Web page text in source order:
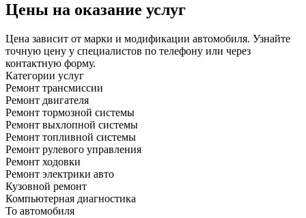
Цены на оказание услуг
Цена зависит от марки и модификации автомобиля. Узнайте
точную цену у специалистов по телефону или через
контактную форму.
Категории услуг
Ремонт трансмиссии
Ремонт двигателя
Ремонт тормозной системы
Ремонт выхлопной системы
Ремонт топливной системы
Ремонт рулевого управления
Ремонт ходовки
Ремонт электрики авто
Кузовной ремонт
Компьютерная диагностика
То автомобиля